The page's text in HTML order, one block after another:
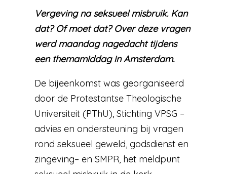
Vergeving na seksueel misbruik. Kan
dat? Of moet dat? Over deze vragen
werd maandag nagedacht tijdens
een themamiddag in Amsterdam.
De bijeenkomst was georganiseerd
door de Protestantse Theologische
Universiteit (PThU), Stichting VPSG –
advies en ondersteuning bij vragen
rond seksueel geweld, godsdienst en
zingeving– en SMPR, het meldpunt